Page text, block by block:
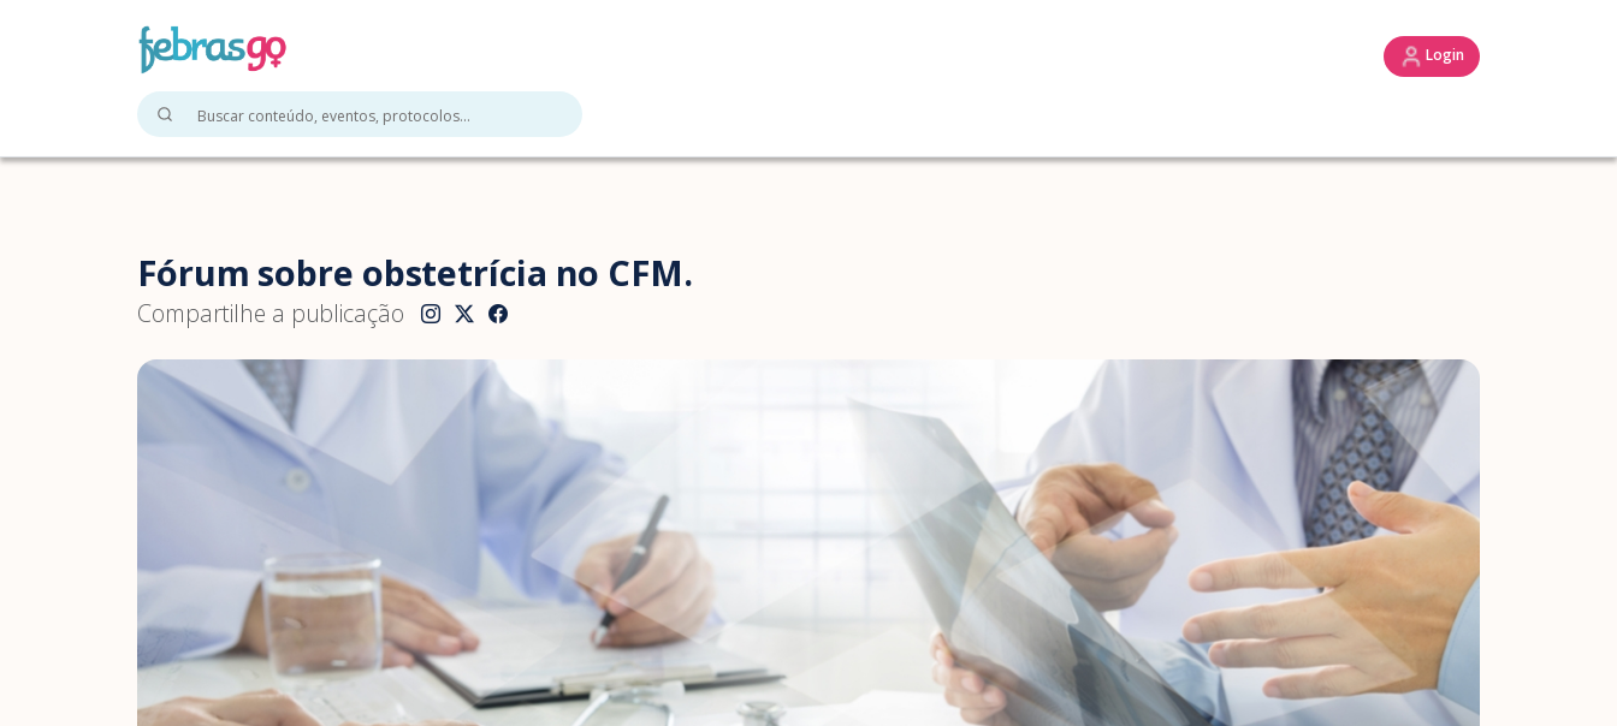
Login
Fórum sobre obstetrícia no CFM.
Compartilhe a publicação